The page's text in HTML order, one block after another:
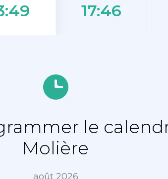
17:46
le
Molière
août 2026